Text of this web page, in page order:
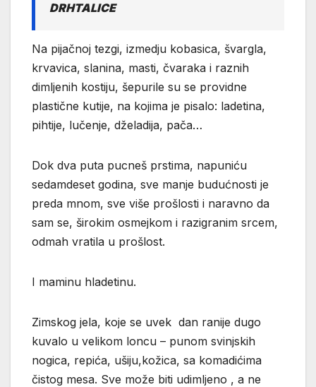
DRHTALICE
Na pijačnoj tezgi, izmedju kobasica, švargla,
krvavica, slanina, masti, čvaraka i raznih
dimljenih kostiju, šepurile su se providne
plastične kutije, na kojima je pisalo: ladetina,
pihtije, lučenje, dželadija, pača…
Dok dva puta pucneš prstima, napuniću
sedamdeset godina, sve manje budućnosti je
preda mnom, sve više prošlosti i naravno da
sam se, širokim osmejkom i razigranim srcem,
odmah vratila u prošlost.
I maminu hladetinu.
Zimskog jela, koje se uvek dan ranije dugo
kuvalo u velikom loncu – punom svinjskih
nogica, repića, ušiju,kožica, sa komadićima
čistog mesa. Sve može biti udimljeno , a ne